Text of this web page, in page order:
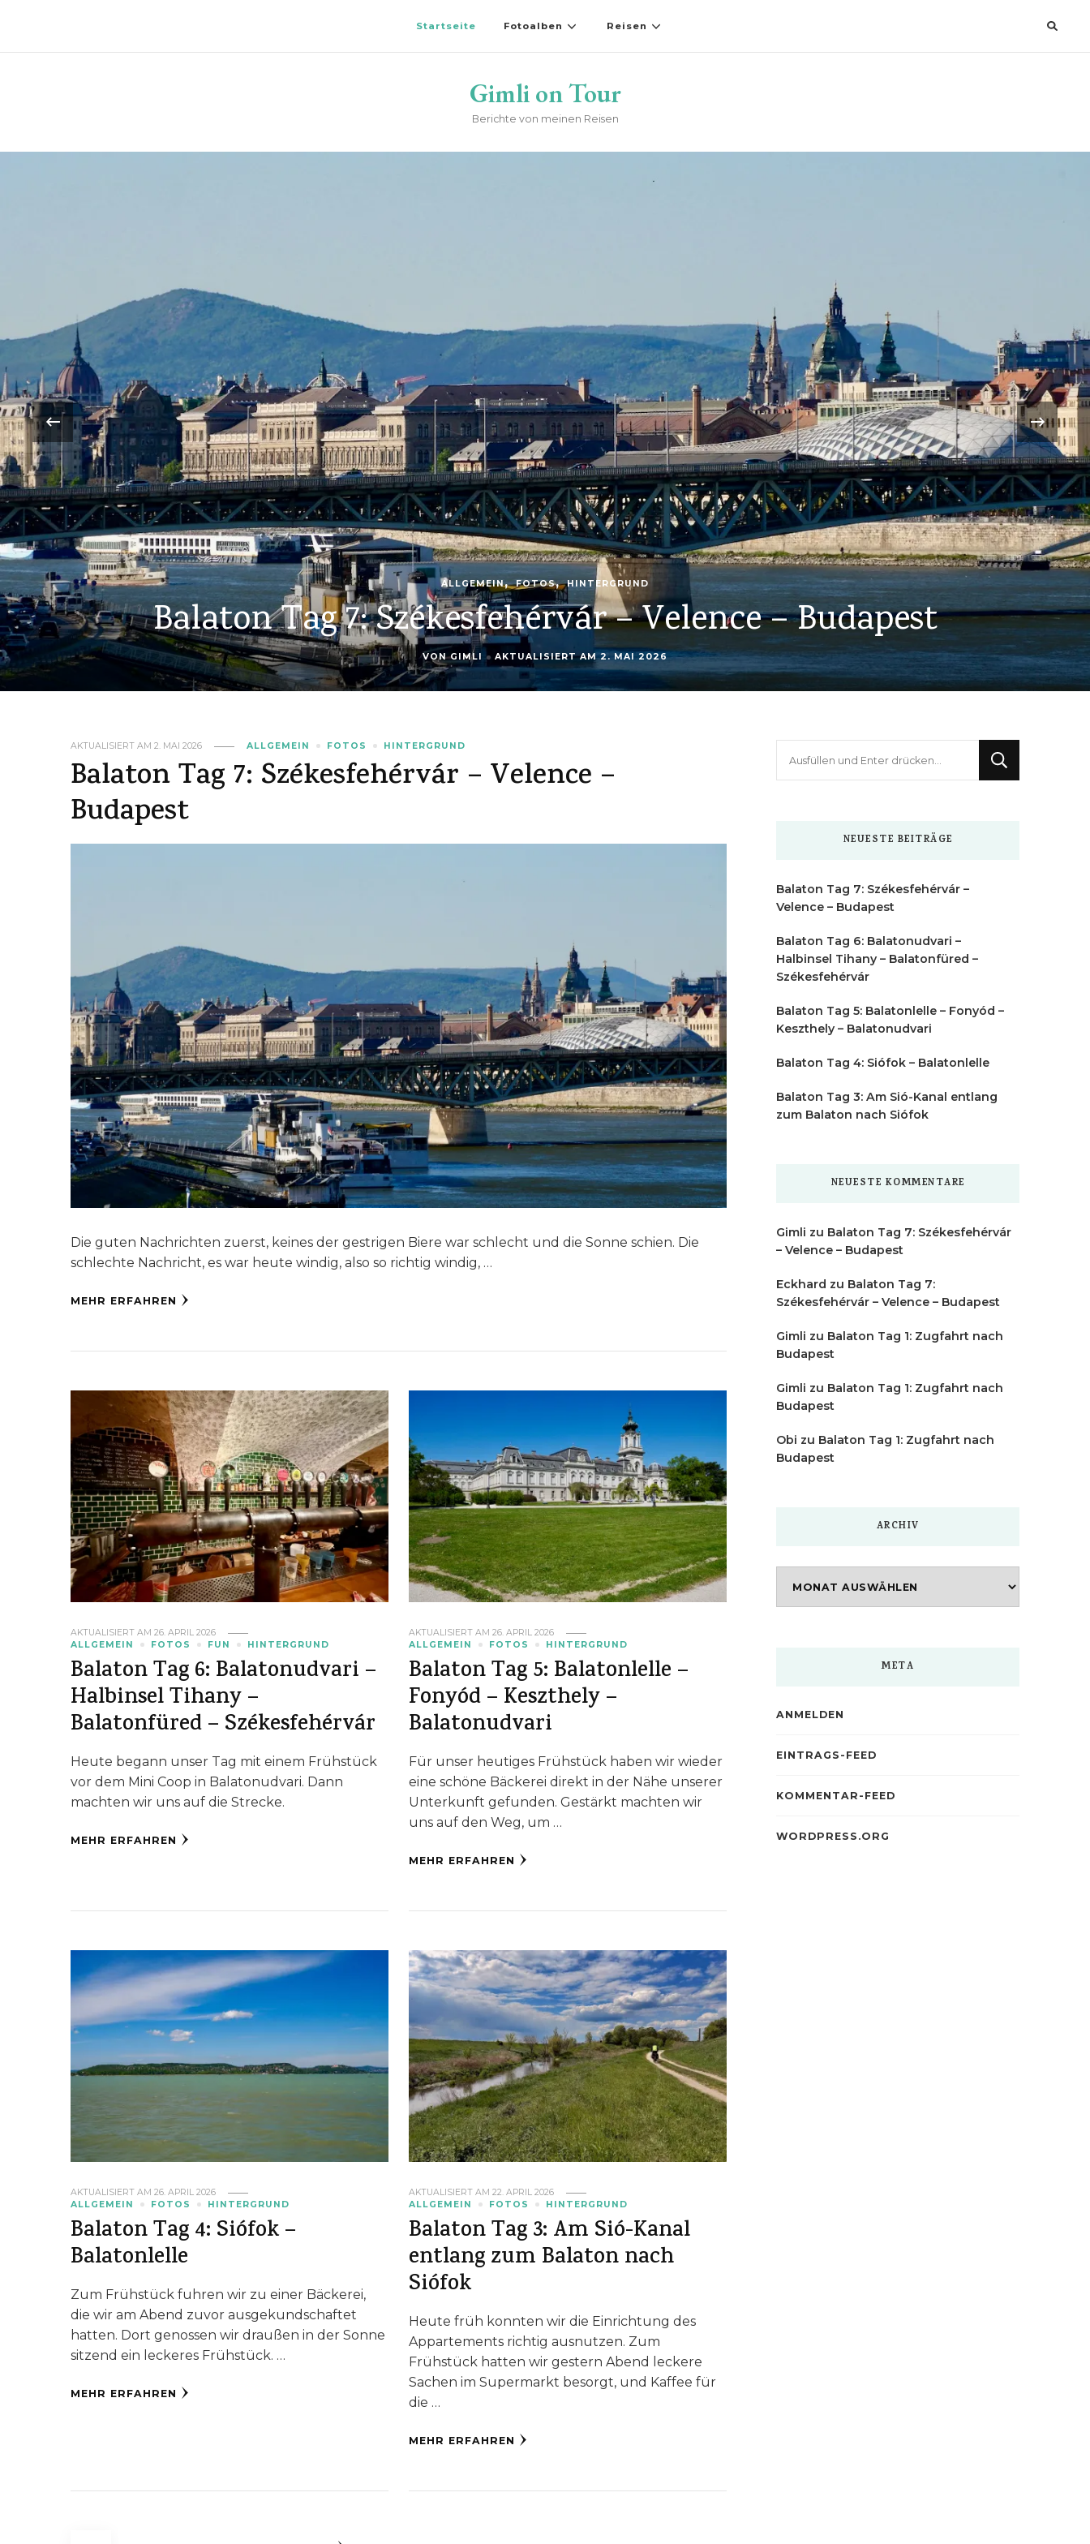
Startseite Fotoalben Reisen
Gimli on Tour
Berichte von meinen Reisen
ALLGEMEIN FOTOS FUN HINTERGRUND
Balaton Tag 6: Balatonudvari – Halbinsel Tihany –
Balatonfüred – Székesfehérvár
VONGIMLI AKTUALISIERT AM26. APRIL 2026
‹ ›
AKTUALISIERT AM2. MAI 2026 ALLGEMEIN FOTOS HINTERGRUND
Balaton Tag 7: Székesfehérvár – Velence –
Budapest
Die guten Nachrichten zuerst, keines der gestrigen Biere war schlecht und die Sonne schien. Die
schlechte Nachricht, es war heute windig, also so richtig windig, …
MEHR ERFAHREN
AKTUALISIERT AM26. APRIL 2026
ALLGEMEIN
FOTOS FUN HINTERGRUND
Balaton Tag 6: Balatonudvari –
Halbinsel Tihany –
Balatonfüred – Székesfehérvár
Heute begann unser Tag mit einem Frühstück
vor dem Mini Coop in Balatonudvari. Dann
machten wir uns auf die Strecke.
MEHR ERFAHREN
AKTUALISIERT AM 26. APRIL 2026
ALLGEMEIN
FOTOS HINTERGRUND
Balaton Tag 5: Balatonlelle –
Fonyód – Keszthely –
Balatonudvari
Für unser heutiges Frühstück haben wir wieder
eine schöne Bäckerei direkt in der Nähe unserer
Unterkunft gefunden. Gestärkt machten wir
uns auf den Weg, um …
MEHR ERFAHREN
AKTUALISIERT AM26. APRIL 2026
ALLGEMEIN
FOTOS HINTERGRUND
Balaton Tag 4: Siófok –
Balatonlelle
Zum Frühstück fuhren wir zu einer Bäckerei,
die wir am Abend zuvor ausgekundschaftet
hatten. Dort genossen wir draußen in der Sonne
sitzend ein leckeres Frühstück. …
MEHR ERFAHREN
AKTUALISIERT AM 22. APRIL 2026
ALLGEMEIN
FOTOS HINTERGRUND
Balaton Tag 3: Am Sió-Kanal
entlang zum Balaton nach
Siófok
Heute früh konnten wir die Einrichtung des
Appartements richtig ausnutzen. Zum
Frühstück hatten wir gestern Abend leckere
Sachen im Supermarkt besorgt, und Kaffee für
die …
MEHR ERFAHREN
NEUESTE BEITRÄGE
Balaton Tag 7: Székesfehérvár –
Velence – Budapest
Balaton Tag 6: Balatonudvari –
Halbinsel Tihany – Balatonfüred –
Székesfehérvár
Balaton Tag 5: Balatonlelle – Fonyód –
Keszthely – Balatonudvari
Balaton Tag 4: Siófok – Balatonlelle
Balaton Tag 3: Am Sió-Kanal entlang
zum Balaton nach Siófok
NEUESTE KOMMENTARE
Gimli zu Balaton Tag 7: Székesfehérvár
– Velence – Budapest
Eckhard zu Balaton Tag 7:
Székesfehérvár – Velence – Budapest
Gimli zu Balaton Tag 1: Zugfahrt nach
Budapest
Gimli zu Balaton Tag 1: Zugfahrt nach
Budapest
Obi zu Balaton Tag 1: Zugfahrt nach
Budapest
ARCHIV
META
ANMELDEN
EINTRAGS-FEED
KOMMENTAR-FEED
WORDPRESS.ORG